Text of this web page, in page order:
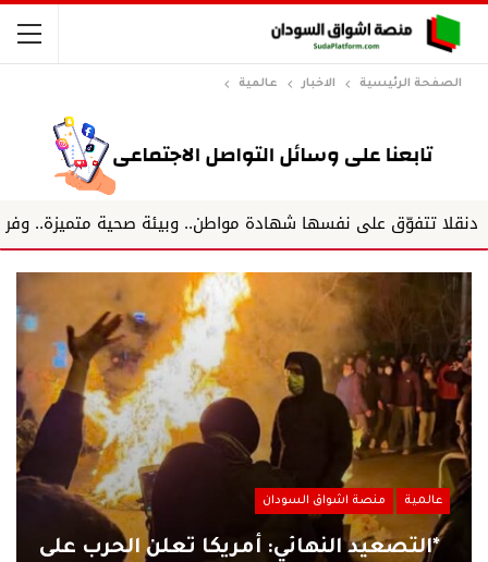
الصفحة الرئيسية الاخبار عالمية
نفسها شهادة مواطن.. وبيئة صحية متميزة.. وفريق يعمل
عالمية منصة اشواق السودان
‏ *التصعيد النهائي: أمريكا تعلن الحرب على